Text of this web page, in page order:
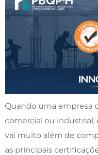
Quando uma empresa
comercial ou industrial,
vai muito além de
as principais